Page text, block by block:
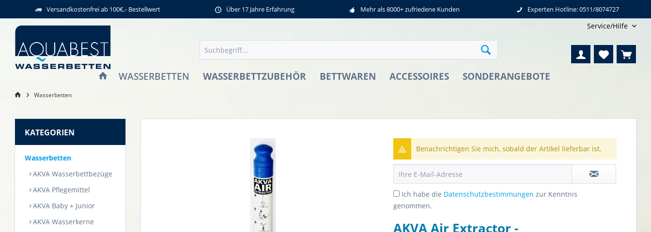
Versandkostenfrei ab 100€,- Bestellwert Über 17 Jahre Erfahrung Mehr als 8000+ zufriedene Kunden Experten Hotline: 0511/8074727
Service/Hilfe
WASSERBETTEN WASSERBETTZUBEHÖR BETTWAREN ACCESSOIRES SONDERANGEBOTE
Wasserbetten
KATEGORIEN
Wasserbetten
AKVA Wasserbettbezüge
AKVA Pflegemittel
AKVA Baby + Junior
AKVA Wasserkerne
Benachrichtigen Sie mich, sobald der Artikel lieferbar ist.
Ich habe die Datenschutzbestimmungen zur Kenntnis
genommen.
AKVA Air Extractor -